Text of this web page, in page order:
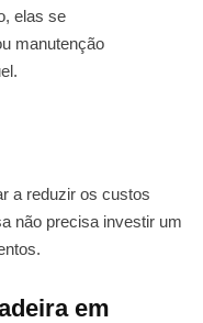
elas se
manutenção
a reduzir os custos
não precisa investir um
em